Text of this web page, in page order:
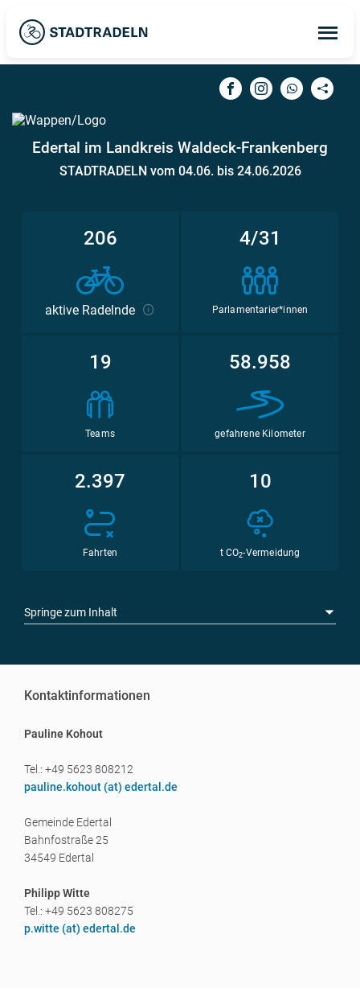
Edertal im Landkreis Waldeck-Frankenberg
STADTRADELN vom 04.06. bis 24.06.2026
206
aktive Radelnde
4/31
Parlamentarier*innen
19
Teams
58.958
gefahrene Kilometer
2.397
Fahrten
10
t CO2-Vermeidung
Springe zum Inhalt
Kontaktinformationen
Pauline Kohout
Tel.: +49 5623 808212
pauline.kohout (at) edertal.de
Gemeinde Edertal
Bahnfostraße 25
34549 Edertal
Philipp Witte
Tel.: +49 5623 808275
p.witte (at) edertal.de